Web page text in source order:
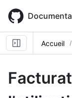
main
content
Accueil